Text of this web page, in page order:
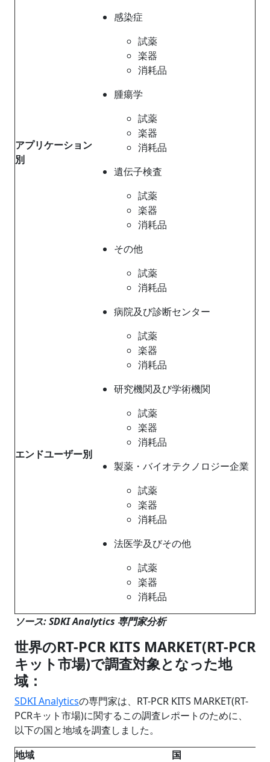
アプリケーション
別
感染症
試薬
楽器
消耗品
腫瘍学
試薬
楽器
消耗品
遺伝子検査
試薬
楽器
消耗品
その他
試薬
消耗品
エンドユーザー別
病院及び診断センター
試薬
楽器
消耗品
研究機関及び学術機関
試薬
楽器
消耗品
製薬・バイオテクノロジー企業
試薬
楽器
消耗品
法医学及びその他
試薬
楽器
消耗品
ソース: SDKI Analytics 専門家分析
世界のRT-PCR KITS MARKET(RT-PCR
キット市場)で調査対象となった地
域：
SDKI Analyticsの専門家は、RT-PCR KITS MARKET(RT-
PCRキット市場)に関するこの調査レポートのために、
以下の国と地域を調査しました。
地域
国